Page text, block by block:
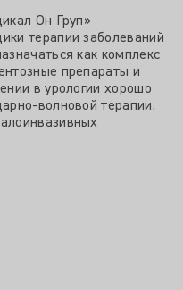
Он Груп»
терапии заболеваний
как комплекс
препараты и
в урологии хорошо
волновой терапии.